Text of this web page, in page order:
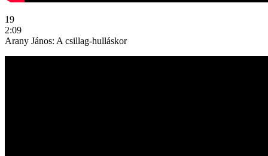
19
2:09
Arany János: A csillag-hulláskor